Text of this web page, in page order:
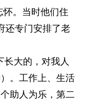
怀。当时他们住
还专门安排了老
长大的，对我人
。工作上、生活
助人为乐，第二